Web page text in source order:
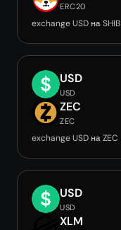
ERC20
exchange USD на
USD
USD
ZEC
ZEC
exchange USD на
USD
USD
XLM